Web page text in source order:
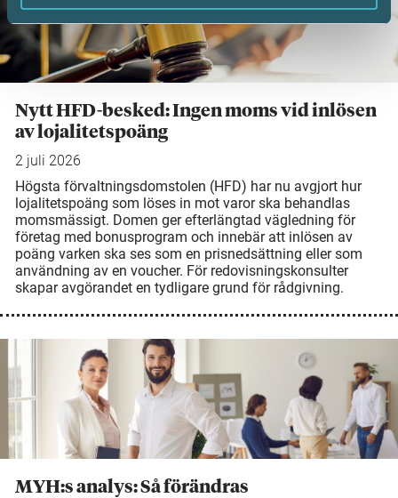
Nytt HFD-besked: Ingen moms vid inlösen
av lojalitetspoäng
2 juli 2026
Högsta förvaltningsdomstolen (HFD) har nu avgjort hur
lojalitetspoäng som löses in mot varor ska behandlas
momsmässigt. Domen ger efterlängtad vägledning för
företag med bonusprogram och innebär att inlösen av
poäng varken ska ses som en prisnedsättning eller som
användning av en voucher. För redovisningskonsulter
skapar avgörandet en tydligare grund för rådgivning.
MYH:s analys: Så förändras